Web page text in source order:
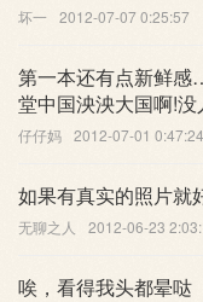
坏一 2012-07-07 0:25:57
第一本还有点新鲜
堂中国泱泱大国啊!
仔仔妈 2012-07-01 0:47:24
如果有真实的照片就
无聊之人 2012-06-23
唉，看得我头都晕哒